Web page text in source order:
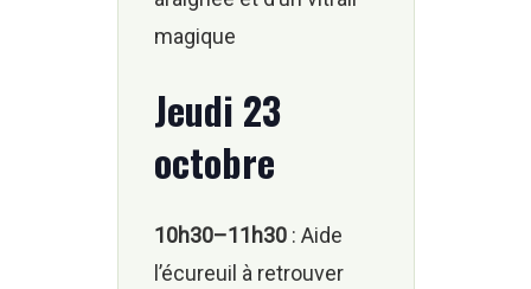
magique
Jeudi 23
octobre
10h30–11h30 : Aide
l’écureuil à retrouver